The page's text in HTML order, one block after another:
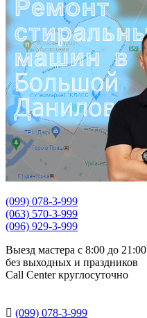
(099) 078-3-999
(063) 570-3-999
(096) 929-3-999
Выезд мастера с 8:00 до 21:00
без выходных и праздников
Сall Сenter круглосуточно
 (099) 078-3-999